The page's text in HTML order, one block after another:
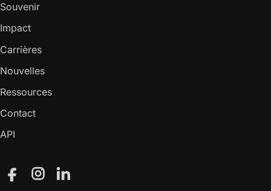
Souvenir
Impact
Carrières
Nouvelles
Ressources
Contact
API
FacebookInstagramLinkedIn